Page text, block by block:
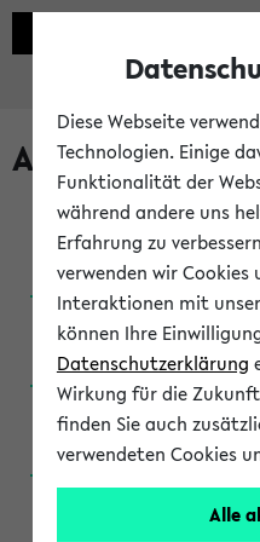
Archivierte
Anglistik: British and
(Einschreibung bis WiSe
Anglistik: British and
(Einschreibung bis SoSe
Anglistik: British and
(Einschreibung bis SoSe
Anglistik: British and
(Einschreibung bis SoSe
Diese Webseite
Technologien. Einige
Funktionalität der
während andere uns
Erfahrung zu
verwenden wir
Interaktionen mit
können Ihre
Datenschutzerklärung
Wirkung für die
finden Sie auch
verwendeten Cookies
Alle